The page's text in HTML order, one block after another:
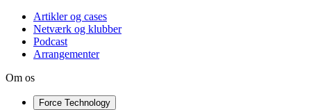
Artikler og cases
Netværk og klubber
Podcast
Arrangementer
Om os
Force Technology